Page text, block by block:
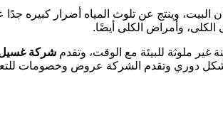
وينتج عن تلوث المياه أضرار كبيره
وأمراض الكلى أيضًا.
غير ملوثة للبيئة مع الوقت، وتقدم شركة غسيل
بشكل دوري وتقدم الشركة عروض وخصومات